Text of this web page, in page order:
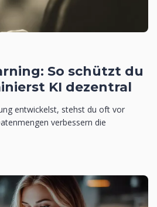
So schützt du
KI dezentral
entwickelst, stehst du oft vor
verbessern die